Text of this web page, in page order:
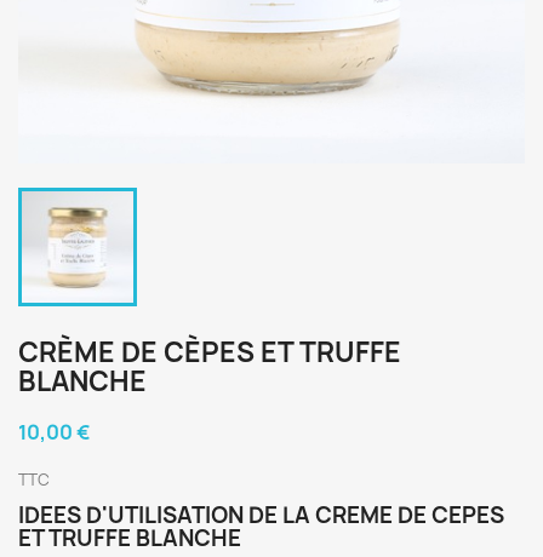
CRÈME DE CÈPES ET TRUFFE
BLANCHE
10,00 €
TTC
IDEES D'UTILISATION DE LA CREME DE CEPES
ET TRUFFE BLANCHE